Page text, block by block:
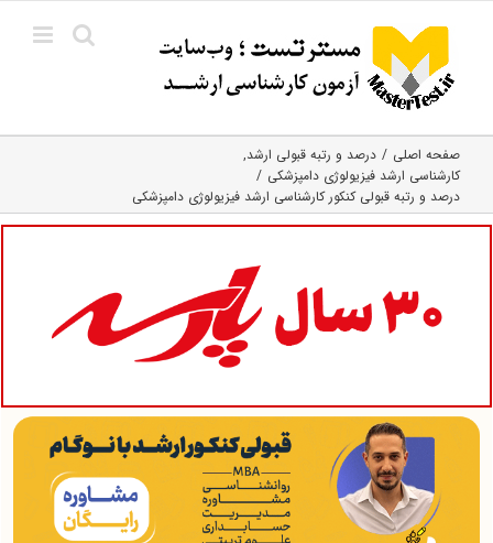
content
صفحه اصلی
درصد و رتبه قبولی ارشد
کارشناسی ارشد فیزیولوژی دامپزشکی
درصد و رتبه قبولی کنکور کارشناسی ارشد فیزیولوژی دامپزشکی